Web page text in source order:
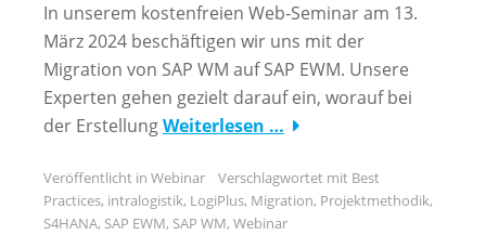
In unserem kostenfreien Web-Seminar am 13.
März 2024 beschäftigen wir uns mit der
Migration von SAP WM auf SAP EWM. Unsere
Experten gehen gezielt darauf ein, worauf bei
der ErstellungWeiterlesen …
Veröffentlicht in Webinar Verschlagwortet mit Best
Practices, intralogistik, LogiPlus, Migration, Projektmethodik,
S4HANA, SAP EWM, SAP WM, Webinar